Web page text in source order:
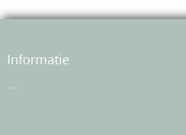
Informatie
....